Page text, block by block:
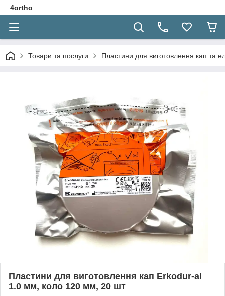
4ortho
Товари та послуги Пластини для виготовлення кап та
Пластини для виготовлення кап Erkodur-al
1.0 мм, коло 120 мм, 20 шт